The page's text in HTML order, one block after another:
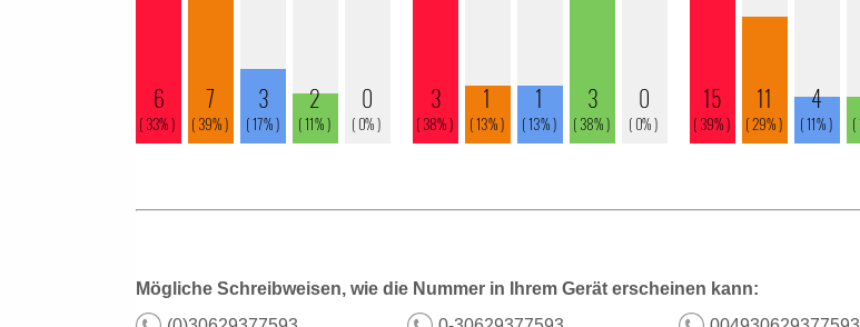
Mögliche Schreibweisen, wie die Nummer in Ihrem Gerät erscheinen kann: